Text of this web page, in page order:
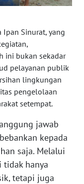
Ipan Sinurat, yang
ini bukan sekadar
pelayanan publik
lingkungan
pengelolaan
setempat.
jawab
kepada
saja. Melalui
hanya
tetapi juga